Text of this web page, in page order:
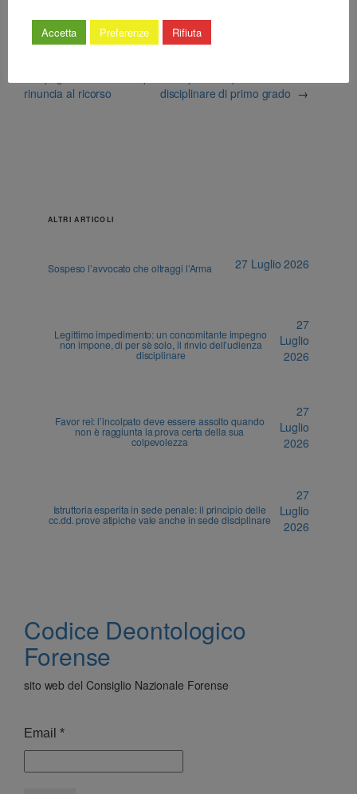
rinuncia al ricorso
disciplinare di primo grado →
ALTRI ARTICOLI
Sospeso l’avvocato che oltraggi l’Arma 27 Luglio 2026
Legittimo impedimento: un concomitante impegno
non impone, di per sè solo, il rinvio dell’udienza
disciplinare
27
Luglio
2026
Favor rei: l’incolpato deve essere assolto quando
non è raggiunta la prova certa della sua
colpevolezza
27
Luglio
2026
Istruttoria esperita in sede penale: il principio delle
cc.dd. prove atipiche vale anche in sede disciplinare
27
Luglio
2026
Codice Deontologico
Forense
sito web del Consiglio Nazionale Forense
Email *
Accetta Preferenze Rifiuta